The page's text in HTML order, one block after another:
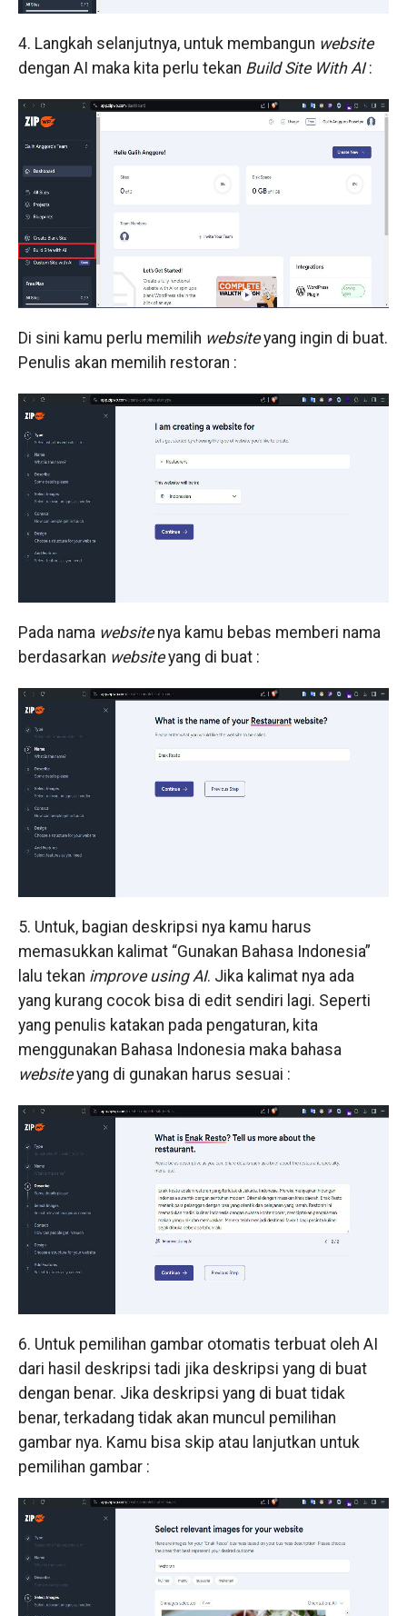
4. Langkah selanjutnya, untuk membangun website
dengan AI maka kita perlu tekan Build Site With AI:
Di sini kamu perlu memilih websiteyang ingin di buat.
Penulis akan memilih restoran :
Pada nama websitenya kamu bebas memberi nama
berdasarkan websiteyang di buat :
5. Untuk, bagian deskripsi nya kamu harus
memasukkan kalimat “Gunakan Bahasa Indonesia”
lalu tekan improve using AI. Jika kalimat nya ada
yang kurang cocok bisa di edit sendiri lagi. Seperti
yang penulis katakan pada pengaturan, kita
menggunakan Bahasa Indonesia maka bahasa
websiteyang di gunakan harus sesuai :
6. Untuk pemilihan gambar otomatis terbuat oleh AI
dari hasil deskripsi tadi jika deskripsi yang di buat
dengan benar. Jika deskripsi yang di buat tidak
benar, terkadang tidak akan muncul pemilihan
gambar nya. Kamu bisa skip atau lanjutkan untuk
pemilihan gambar :